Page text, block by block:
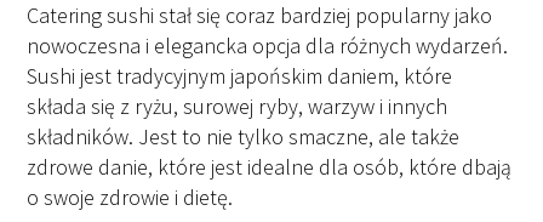
Catering sushi stał się coraz bardziej popularny jako
nowoczesna i elegancka opcja dla różnych wydarzeń.
Sushi jest tradycyjnym japońskim daniem, które
składa się z ryżu, surowej ryby, warzyw i innych
składników. Jest to nie tylko smaczne, ale także
zdrowe danie, które jest idealne dla osób, które dbają
o swoje zdrowie i dietę.